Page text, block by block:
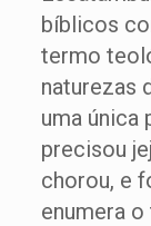
bíblicos
termo
naturezas
uma única
precisou
chorou, e
enumera